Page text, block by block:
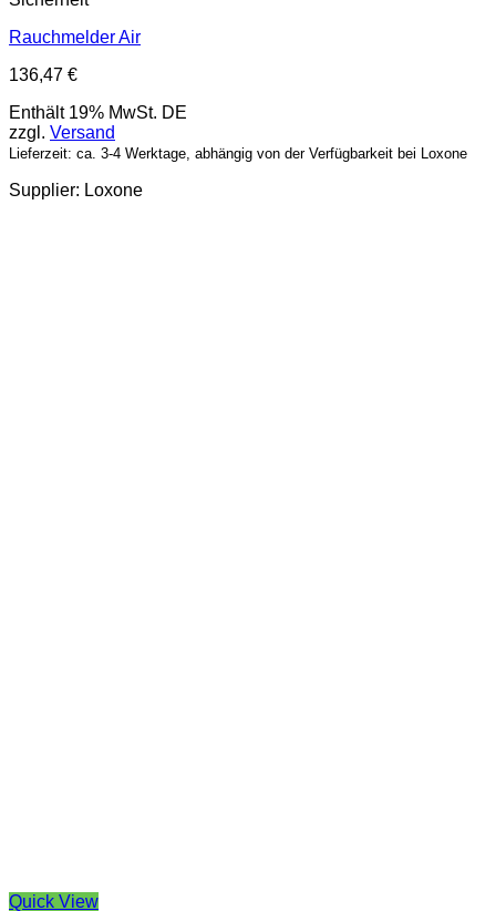
Rauchmelder Air
136,47 €
Enthält 19% MwSt. DE
zzgl. Versand
Lieferzeit: ca. 3-4 Werktage, abhängig von der Verfügbarkeit bei Loxone
Supplier: Loxone
Quick View